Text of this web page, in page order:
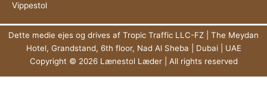
Vippestol
Dette medie ejes og drives af Tropic Traffic LLC-FZ | The Meydan
Hotel, Grandstand, 6th floor, Nad Al Sheba | Dubai | UAE
Copyright © 2026 Lænestol Læder | All rights reserved